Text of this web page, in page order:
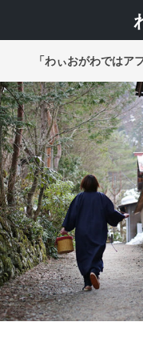
「わぃおがわではア